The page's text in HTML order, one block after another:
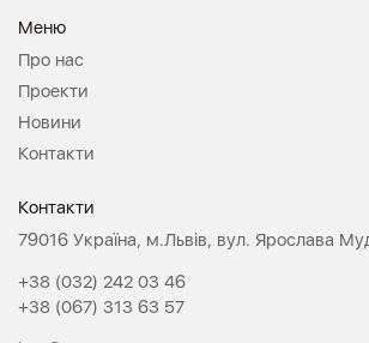
Меню
Про нас
Проекти
Новини
Контакти
Контакти
79016 Україна, м.Львів, вул. Ярослава
+38 (032) 242 03 46
+38 (067) 313 63 57